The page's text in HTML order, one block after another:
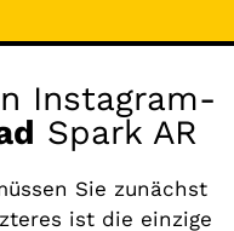
Instagram-
Spark AR
Sie zunächst
ist die einzige